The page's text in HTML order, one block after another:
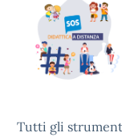
Tutti gli